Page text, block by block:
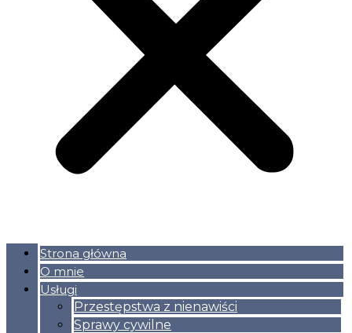
Strona główna
O mnie
Usługi
Przestępstwa z nienawiści
Sprawy cywilne